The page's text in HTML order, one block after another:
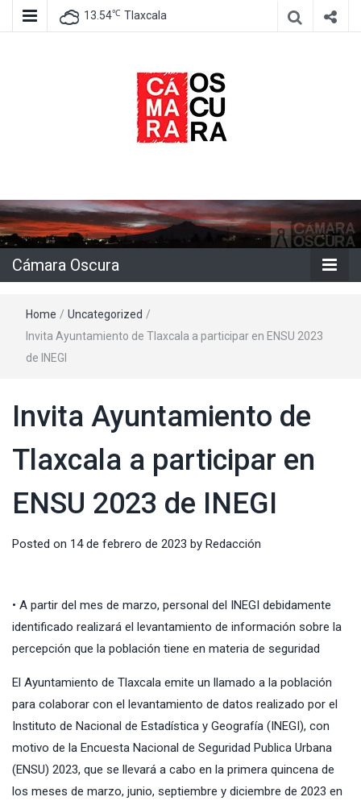
13.54℃ Tlaxcala
Cámara
Oscura
Cámara Oscura
Home / Uncategorized /
Invita Ayuntamiento de Tlaxcala a participar en ENSU 2023
de INEGI
Invita Ayuntamiento de
Tlaxcala a participar en
ENSU 2023 de INEGI
Posted on 14 de febrero de 2023 by Redacción
• A partir del mes de marzo, personal del INEGI debidamente
identificado realizará el levantamiento de información sobre la
percepción que la población tiene en materia de seguridad
El Ayuntamiento de Tlaxcala emite un llamado a la población
para colaborar con el levantamiento de datos realizado por el
Instituto de Nacional de Estadística y Geografía (INEGI), con
motivo de la Encuesta Nacional de Seguridad Publica Urbana
(ENSU) 2023, que se llevará a cabo en la primera quincena de
los meses de marzo, junio, septiembre y diciembre de 2023 en